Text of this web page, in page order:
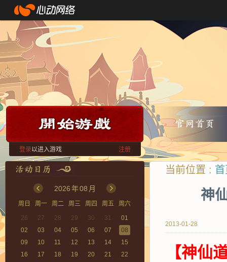
登录以进入游戏 注册
2026年08 月
周日 周一 周二 周三 周四 周五
周六
26
27 28 29 30 31
01
02
03 04 05 06 07
08
09
10 11 12 13 14
15
16
17 18 19 20 21
22
当前位置 :
神
2013-01-28
【神仙